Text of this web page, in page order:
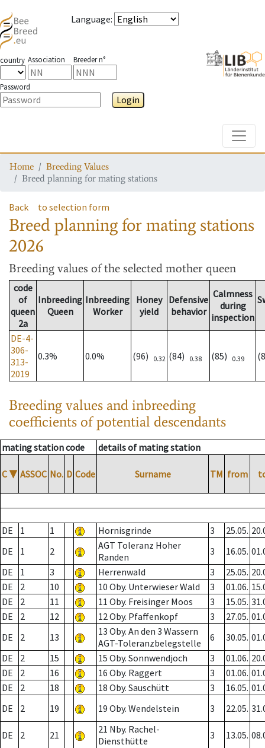
Language:
country Association Breeder n°
Password
Login
Home
Breeding Values
Breed planning for mating stations
Back to selection form
Breed planning for mating stations
2026
Breeding values of the selected mother queen
code
of
queen
2a
Inbreeding
Queen
Inbreeding
Worker
Honey
yield
Defensive
behavior
Calmness
during
inspection
DE-4-
306-
313-
2019
0.3% 0.0% (96) 0.32 (84) 0.38 (85) 0.39
Breeding values and inbreeding
coefficients of potential descendants
mating station code details of mating station
C ▼ ASSOC No. D Code Surname TM from
DE 1 1 Hornisgrinde 3 25.05.
DE
1 2
AGT Toleranz Hoher
Randen
3 16.05.
DE
1 3 Herrenwald 3 25.05.
DE
2 10 10 Oby. Unterwieser Wald 3 01.06.
DE
2 11 11 Oby. Freisinger Moos 3 15.05.
DE
2 12 12 Oby. Pfaffenkopf 3 27.05.
DE
2 13
13 Oby. An den 3 Wassern
AGT-Toleranzbelegstelle
6 30.05.
DE
2 15 15 Oby. Sonnwendjoch 3 01.06.
DE
2 16 16 Oby. Raggert 3 01.06.
DE
2 18 18 Oby. Sauschütt 3 16.05.
DE
2 19 19 Oby. Wendelstein 3 22.05.
DE 2 21
21 Nby. Rachel-
Diensthütte
3 13.05.